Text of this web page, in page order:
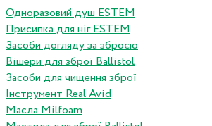
Одноразовий душ ESTEM
Присипка для ніг ESTEM
Засоби догляду за зброєю
Вішери для зброї Ballistol
Засоби для чищення зброї
Інструмент Real Avid
Масла Milfoam